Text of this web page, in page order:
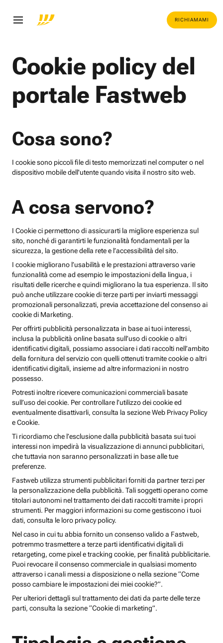
RICHIAMAMI
Cookie policy del
portale Fastweb
Cosa sono?
I cookie sono piccoli file di testo memorizzati nel computer o nel
dispositivo mobile dell'utente quando visita il nostro sito web.
A cosa servono?
I Cookie ci permettono di assicurarti la migliore esperienza sul
sito, nonché di garantirti le funzionalità fondamentali per la
sicurezza, la gestione della rete e l’accessibilità del sito.
I cookie migliorano l’usabilità e le prestazioni attraverso varie
funzionalità come ad esempio le impostazioni della lingua, i
risultati delle ricerche e quindi migliorano la tua esperienza. Il sito
può anche utilizzare cookie di terze parti per inviarti messaggi
promozionali personalizzati, previa accettazione del consenso ai
cookie di Marketing.
Per offrirti pubblicità personalizzata in base ai tuoi interessi,
inclusa la pubblicità online basata sull’uso di cookie o altri
identificativi digitali, possiamo associare i dati raccolti nell’ambito
della fornitura del servizio con quelli ottenuti tramite cookie o altri
identificativi digitali, insieme ad altre informazioni in nostro
possesso.
Potresti inoltre ricevere comunicazioni commerciali basate
sull’uso dei cookie. Per controllare l’utilizzo dei cookie ed
eventualmente disattivarli, consulta la sezione Web Privacy Policy
e Cookie.
Ti ricordiamo che l’esclusione dalla pubblicità basata sui tuoi
interessi non impedirà la visualizzazione di annunci pubblicitari,
che tuttavia non saranno personalizzati in base alle tue
preferenze.
Fastweb utilizza strumenti pubblicitari forniti da partner terzi per
la personalizzazione della pubblicità. Tali soggetti operano come
titolari autonomi nel trattamento dei dati raccolti tramite i propri
strumenti. Per maggiori informazioni su come gestiscono i tuoi
dati, consulta le loro privacy policy.
Nel caso in cui tu abbia fornito un consenso valido a Fastweb,
potremmo trasmettere a terze parti identificativi digitali di
retargeting, come pixel e tracking cookie, per finalità pubblicitarie.
Puoi revocare il consenso commerciale in qualsiasi momento
attraverso i canali messi a disposizione o nella sezione “Come
posso cambiare le impostazioni dei miei cookie?”.
Per ulteriori dettagli sul trattamento dei dati da parte delle terze
parti, consulta la sezione “Cookie di marketing”.